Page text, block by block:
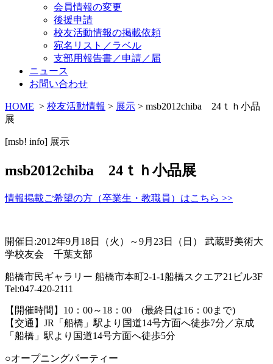
会員情報の変更
後援申請
校友活動情報の掲載依頼
宛名リスト／ラベル
支部用報告書／申請／届
ニュース
お問い合わせ
HOME > 校友活動情報 > 展示 > msb2012chiba 24ｔｈ小品
展
[msb! info] 展示
msb2012chiba 24ｔｈ小品展
情報掲載ご希望の方（卒業生・教職員）はこちら >>
開催日:2012年9月18日（火）～9月23日（日） 武蔵野美術大
学校友会 千葉支部
船橋市民ギャラリー 船橋市本町2-1-1船橋スクエア21ビル3F
Tel:047-420-2111
【開催時間】10：00～18：00 (最終日は16：00まで)
【交通】JR「船橋」駅より国道14号方面へ徒歩7分／京成
「船橋」駅より国道14号方面へ徒歩5分
○オープニングパーティー